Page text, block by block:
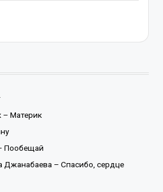
– Материк
Пообещай
– Спасибо, сердце